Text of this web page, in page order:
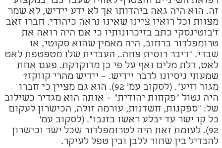
זה. הוא היה גאה ביהדותו אך לא ידע יידיש, לא שמר
מצוות וכל רואיו ציינו שאינו נראה כיהודי. חברו זאב
ז'בוטינסקי כתב בזיכרונותיו כי אם היה רואה את
טרומפלדור ברחוב, היה מאמין שהוא סקוטי, או
שבדי. "דיבר רוסית צחה.. העברית שלו מטפטפת לאט
לאט, דלת מלים ואף על פי כן מדוקדקת. פעם אחת
שמעתי ניסיונו לדבר יידיש. – יידיש מהרי קווקז?
מגור וזיע". (לסקוב עמ' 92). הוא גם מציין כי חברו
היה נטול "פקחות יהודית" – אותה הוא מגדיר כשילוב
של: "ספקנות, חשדנות, עורמה זולה, הכישרון לעקום
כל קו ישר עד יבלע ראשו בזנבו". (לסקוב עמ'
92). לעומת זאת היה לטרומפלדור שכל ישר וכישרון
להבדיל בין שחור ללבן ובין טפל לעיקר.